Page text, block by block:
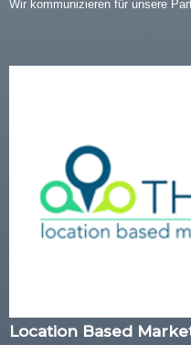
Wir kommunizieren für unsere
Location Based